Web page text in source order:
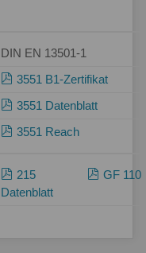
DIN EN 13501-1
3551 B1-Zertifikat
3551 Datenblatt
3551 Reach
215
Datenblatt
GF 110